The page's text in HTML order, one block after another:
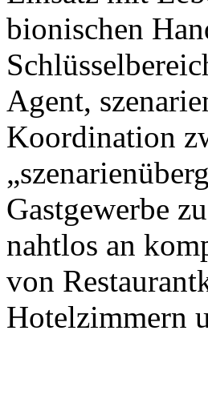
bionischen
Agent,
Koordination
Gastgewerbe
nahtlos an
von
Hotelzimmern